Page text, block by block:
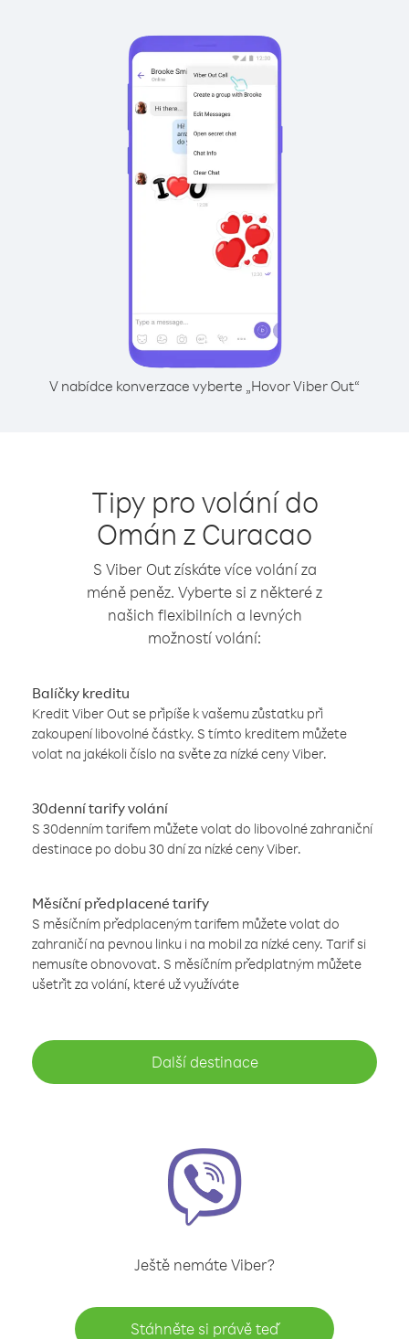
V nabídce konverzace vyberte „Hovor Viber Out“
Tipy pro volání do
Omán z Curacao
S Viber Out získáte více volání za
méně peněz. Vyberte si z některé z
našich flexibilních a levných
možností volání:
Balíčky kreditu
Kredit Viber Out se připíše k vašemu zůstatku při
zakoupení libovolné částky. S tímto kreditem můžete
volat na jakékoli číslo na světe za nízké ceny Viber.
30denní tarify volání
S 30denním tarifem můžete volat do libovolné zahraniční
destinace po dobu 30 dní za nízké ceny Viber.
Měsíční předplacené tarify
S měsíčním předplaceným tarifem můžete volat do
zahraničí na pevnou linku i na mobil za nízké ceny. Tarif si
nemusíte obnovovat. S měsíčním předplatným můžete
ušetřit za volání, které už využíváte
Další destinace
Ještě nemáte Viber?
Stáhněte si právě teď